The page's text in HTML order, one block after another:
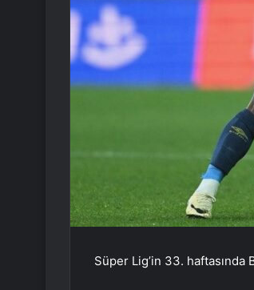
Süper Lig’in 33. haftasında